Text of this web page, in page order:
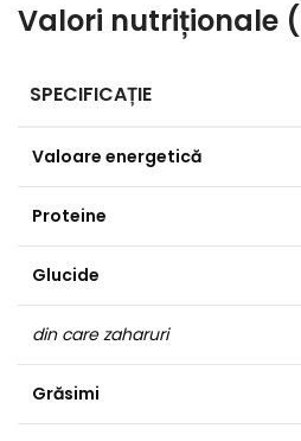
Valori nutriționale
SPECIFICAȚIE
Valoare energetică
Proteine
Glucide
din care zaharuri
Grăsimi